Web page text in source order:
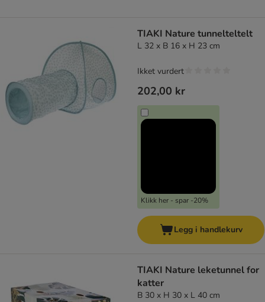
TIAKI Nature tunnelteltelt
L 32 x B 16 x H 23 cm
202,00 kr
Klikk her - spar -20%
Ikket vurdert
Legg i handlekurv
TIAKI Nature leketunnel for
katter
B 30 x H 30 x L 40 cm